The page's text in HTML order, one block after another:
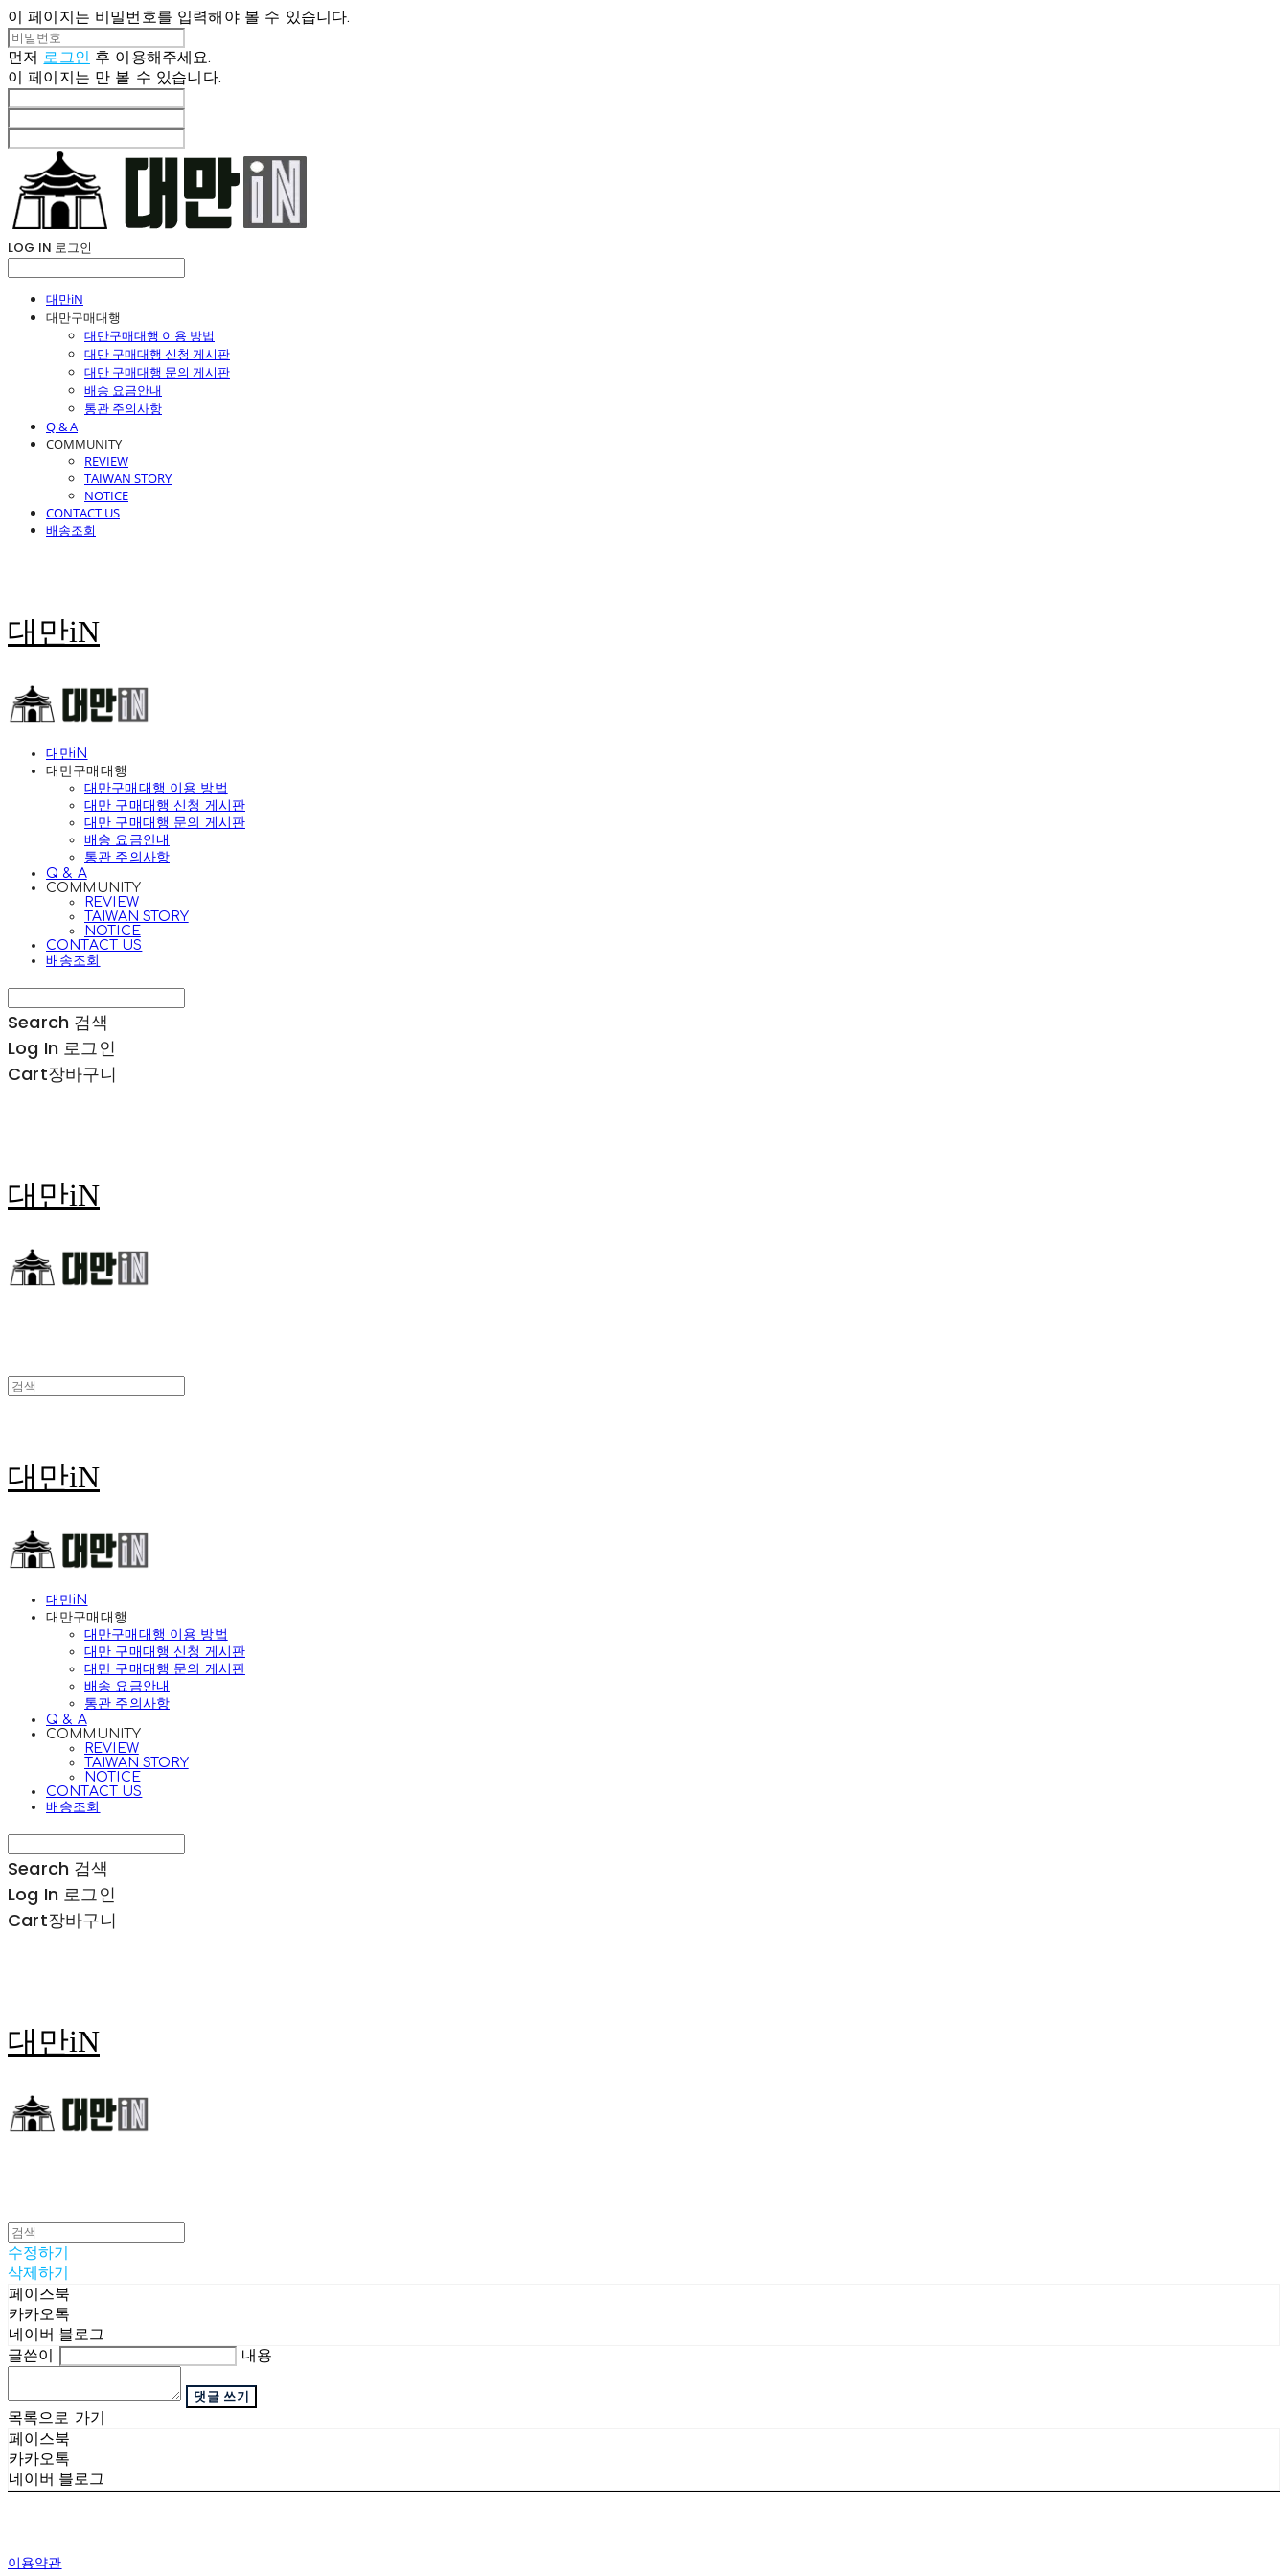
이 페이지는 비밀번호를 입력해야 볼 수 있습니다.
먼저 로그인 후 이용해주세요.
이 페이지는 만 볼 수 있습니다.
LOG IN 로그인
대만iN
대만구매대행
대만구매대행 이용 방법
대만 구매대행 신청 게시판
대만 구매대행 문의 게시판
배송 요금안내
통관 주의사항
Q & A
COMMUNITY
REVIEW
TAIWAN STORY
NOTICE
CONTACT US
배송조회
대만iN
대만iN
대만구매대행
대만구매대행 이용 방법
대만 구매대행 신청 게시판
대만 구매대행 문의 게시판
배송 요금안내
통관 주의사항
Q & A
COMMUNITY
REVIEW
TAIWAN STORY
NOTICE
CONTACT US
배송조회
Search 검색
Log In 로그인
Cart장바구니
대만iN
대만iN
대만iN
대만구매대행
대만구매대행 이용 방법
대만 구매대행 신청 게시판
대만 구매대행 문의 게시판
배송 요금안내
통관 주의사항
Q & A
COMMUNITY
REVIEW
TAIWAN STORY
NOTICE
CONTACT US
배송조회
Search 검색
Log In 로그인
Cart장바구니
대만iN
수정하기
삭제하기
페이스북
카카오톡
네이버 블로그
글쓴이 내용
댓글 쓰기
목록으로 가기
페이스북
카카오톡
네이버 블로그
이용약관